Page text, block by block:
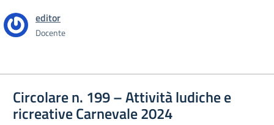
editor
Docente
Circolare n. 199 – Attività ludiche e
ricreative Carnevale 2024